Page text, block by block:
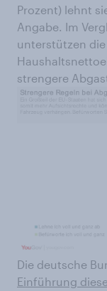
Prozent) lehnt
Angabe. Im
unterstützen
strengere
Die deutsche
Einführung